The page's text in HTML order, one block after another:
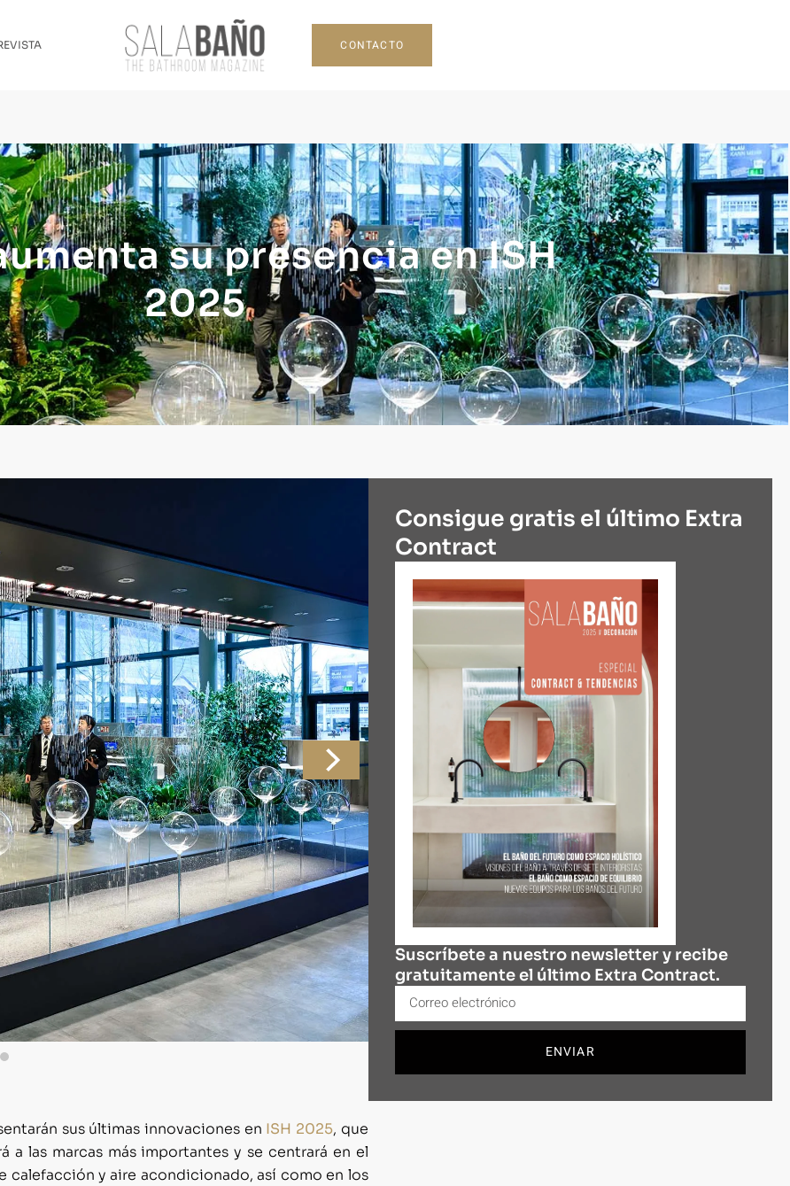
CONTACTO
su presencia en ISH
2025
sus últimas innovaciones en ISH 2025, que
a las marcas más importantes y se centrará en el
y aire acondicionado, así como en los
Consigue gratis el último Extra
Contract
Suscríbete a nuestro newsletter y recibe
gratuitamente el último Extra Contract.
ENVIAR